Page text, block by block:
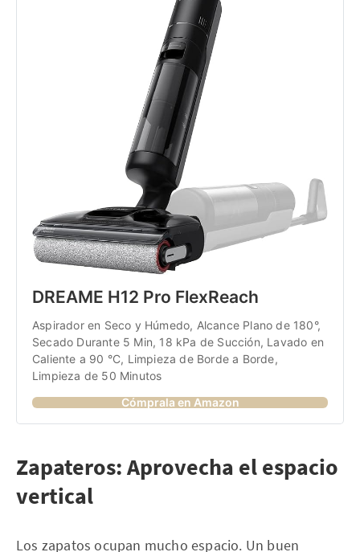
DREAME H12 Pro FlexReach
Aspirador en Seco y Húmedo, Alcance Plano de 180°,
Secado Durante 5 Min, 18 kPa de Succión, Lavado en
Caliente a 90 °C, Limpieza de Borde a Borde,
Limpieza de 50 Minutos
Cómprala en Amazon
Zapateros: Aprovecha el espacio
vertical
Los zapatos ocupan mucho espacio. Un buen